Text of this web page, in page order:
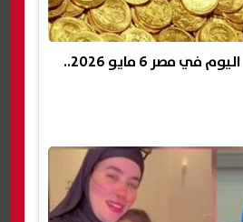
سعر الجنيه الذهب اليوم في مصر 6 مايو 2026..